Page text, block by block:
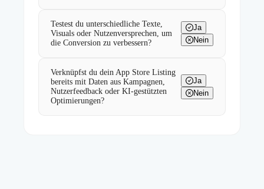
Testest du unterschiedliche Texte,
Visuals oder Nutzenversprechen, um
die Conversion zu verbessern?
Ja
Nein
Verknüpfst du dein App Store Listing
bereits mit Daten aus Kampagnen,
Nutzerfeedback oder KI-gestützten
Optimierungen?
Ja
Nein